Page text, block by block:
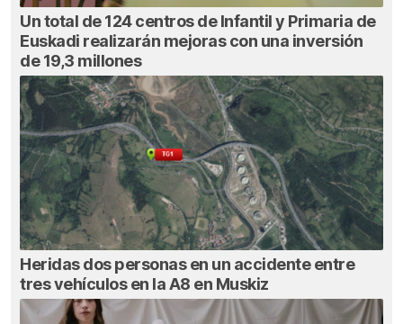
Un total de 124 centros de Infantil y Primaria de
Euskadi realizarán mejoras con una inversión
de 19,3 millones
Heridas dos personas en un accidente entre
tres vehículos en la A8 en Muskiz